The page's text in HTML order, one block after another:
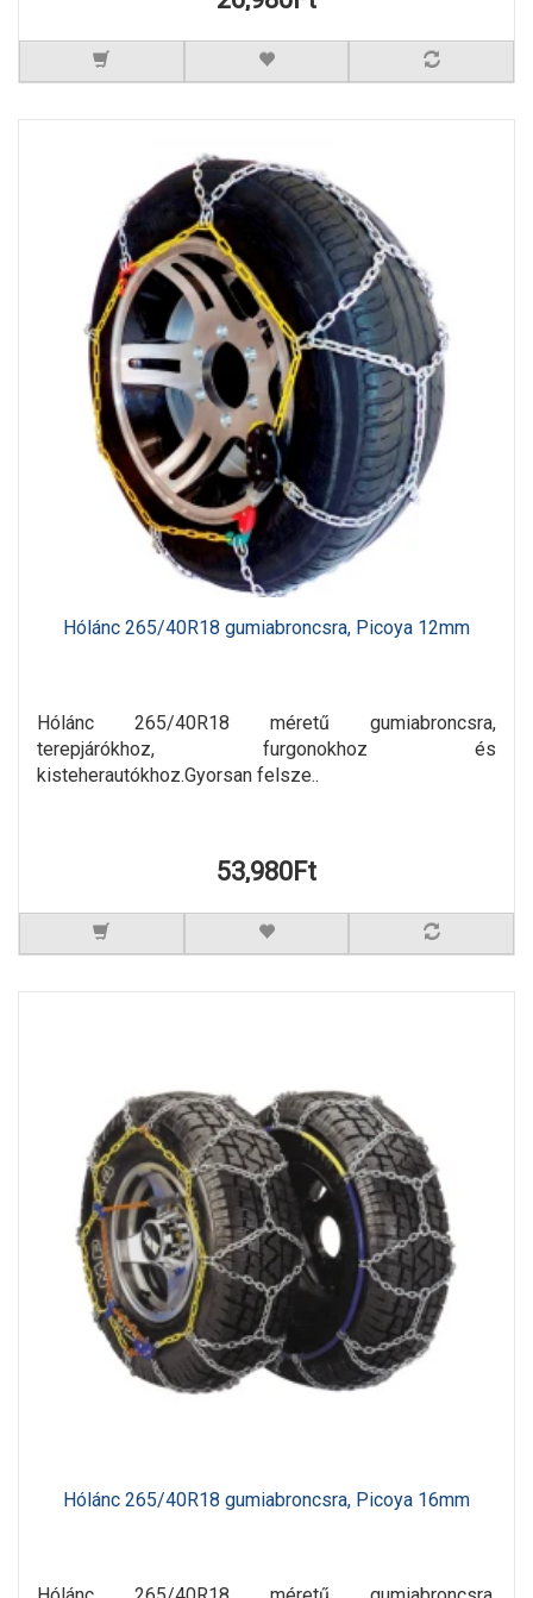
Hólánc 265/40R18 gumiabroncsra, Picoya 12mm
Hólánc 265/40R18 méretű gumiabroncsra,
terepjárókhoz, furgonokhoz és
kisteherautókhoz.Gyorsan felsze..
53,980Ft
Hólánc 265/40R18 gumiabroncsra, Picoya 16mm